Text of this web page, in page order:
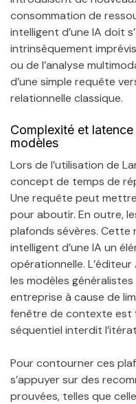
consommation de
intelligent d’une IA doit
intrinsèquement
ou de l’analyse
d’une simple requête
relationnelle classique.
Complexité et
modèles
Lors de l’utilisation de
concept de temps de
Une requête peut
pour aboutir. En outre,
plafonds sévères.
intelligent d’une IA un
opérationnelle.
les modèles
entreprise à cause de
fenêtre de contexte est
séquentiel interdit
Pour contourner ces
s’appuyer sur des
prouvées, telles que